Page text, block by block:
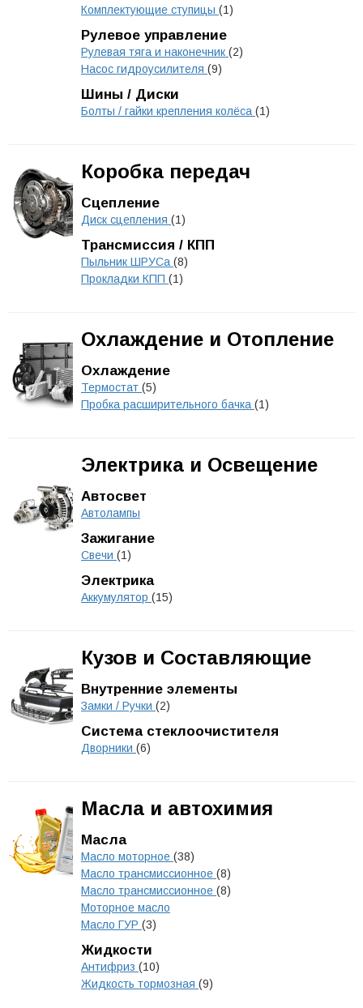
Комплектующие ступицы (1)
Рулевое управление
Рулевая тяга и наконечник (2)
Насос гидроусилителя (9)
Шины / Диски
Болты / гайки крепления колёса (1)
Коробка передач
Сцепление
Диск сцепления (1)
Трансмиссия / КПП
Пыльник ШРУСа (8)
Прокладки КПП (1)
Охлаждение и Отопление
Охлаждение
Термостат (5)
Пробка расширительного бачка (1)
Электрика и Освещение
Автосвет
Автолампы
Зажигание
Свечи (1)
Электрика
Аккумулятор (15)
Кузов и Составляющие
Внутренние элементы
Замки / Ручки (2)
Система стеклоочистителя
Дворники (6)
Масла и автохимия
Масла
Масло моторное (38)
Масло трансмиссионное (8)
Масло трансмиссионное (8)
Моторное масло
Масло ГУР (3)
Жидкости
Антифриз (10)
Жидкость тормозная (9)